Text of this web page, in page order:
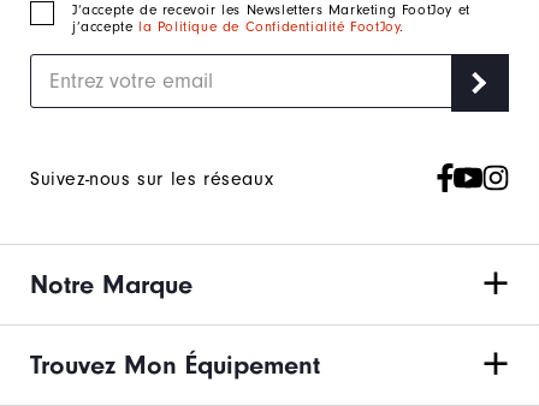
J‘accepte de recevoir les Newsletters Marketing FootJoy et
j’accepte la Politique de Confidentialité FootJoy.
Suivez-nous sur les réseaux
Notre Marque
Trouvez Mon Équipement